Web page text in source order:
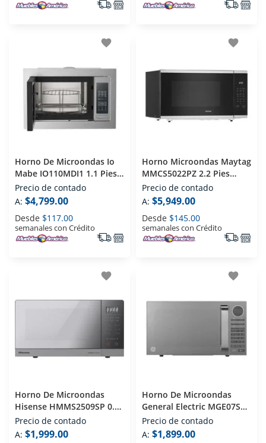
favorite
Horno De Microondas Io
Mabe IO110MDI1 1.1 Pies
Acero Inoxidable
Precio de contado
A: $4,799.00
Desde $117.00
semanales con Crédito
favorite
Horno Microondas Maytag
MMCS5022PZ 2.2 Pies
Acero Inoxidable
Precio de contado
A: $5,949.00
Desde $145.00
semanales con Crédito
favorite
Horno De Microondas
Hisense HMMS2509SP 0.9
Pies Plata
Precio de contado
A: $1,999.00
favorite
Horno De Microondas
General Electric MGE07SEJ
0.7 Pies Espejo
Precio de contado
A: $1,899.00